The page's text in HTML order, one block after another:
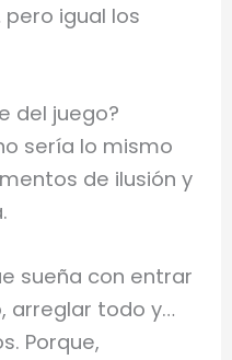
igual los
del juego?
sería lo mismo
de ilusión y
sueña con entrar
arreglar todo y…
Porque,